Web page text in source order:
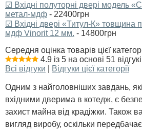
☑ Вхідні полуторні двері модель
метал-мдф - 22400грн
☑ Вхідні двері «Титул-К» товщина
мдф Vinorit 12 мм. - 14800грн
Середня оцінка товарів цієї
4.9 із 5 на основі 51
Всі відгуки
Відгуки цієї категорії
Одним з найголовніших завдань,
вхідними дверима в котедж, є
захист майна від крадіжки. Також
вигляд виробу, оскільки